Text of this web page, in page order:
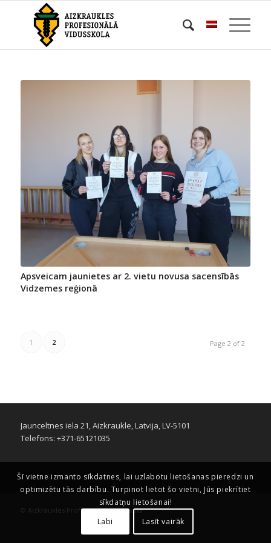
Apsveicam jaunietes ar 2. vietu novusa sacensībās
Vidzemes reģionā
Page 2 of 2
1 2
Jaunceltnes iela 21, Aizkraukle, Latvija, LV-5101
Telefons: +371-65121035
© Aizkraukles Profesionālā vidusskola
Šī vietne izmanto sīkdatnes, lai uzlabotu lietošanas pieredzi un
optimizētu tās darbību. Turpinot lietot šo vietni, Jūs piekrītiet
sīkdatņu lietošanai!
Labi
Lasīt vairāk